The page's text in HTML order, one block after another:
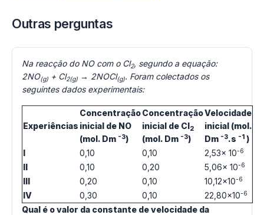
Outras perguntas
Na reacção do NO com o Cl2, segundo a equação:
2NO(g) + Cl2(g) → 2NOCl(g). Foram colectados os
seguintes dados experimentais:
Experiências
Concentração
inicial de NO
(mol. Dm -3)
Concentração
inicial de Cl2
(mol. Dm -3)
Velocidade
inicial (mol.
Dm -3.s -1 )
I
0,10 0,10 2,53x 10-6
II 0,10 0,20 5,06x 10-6
III 0,20 0,10 10,12x10-6
IV 0,30 0,10 22,80x10-6
Qual é o valor da constante de velocidade da